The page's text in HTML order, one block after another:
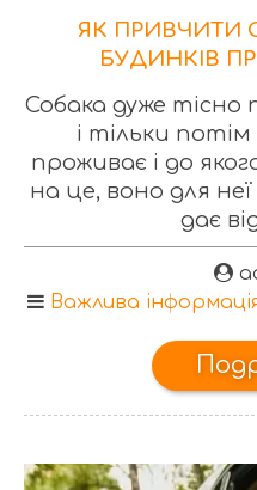
ЯК ПРИВЧИТИ
БУДИНКІВ
Собака дуже тісно
і тільки
проживає і до
на це, воно для
дає
Важлива